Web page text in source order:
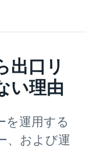
出口リ
い理由
を運用する
、および運